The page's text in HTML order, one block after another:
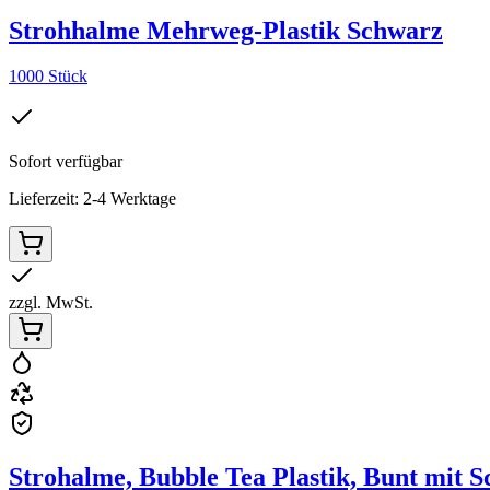
Strohhalme Mehrweg-Plastik Schwarz
1000 Stück
Sofort verfügbar
Lieferzeit: 2-4 Werktage
zzgl. MwSt.
Strohalme, Bubble Tea Plastik, Bunt mit